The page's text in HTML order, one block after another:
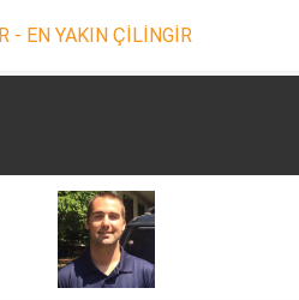
- EN YAKIN ÇİLİNGİR